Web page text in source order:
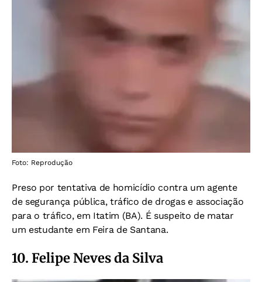
Foto: Reprodução
Preso por tentativa de homicídio contra um agente
de segurança pública, tráfico de drogas e associação
para o tráfico, em Itatim (BA). É suspeito de matar
um estudante em Feira de Santana.
10. Felipe Neves da Silva